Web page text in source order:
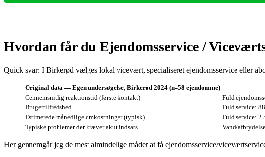
Hvordan får du Ejendomsservice /
Quick svar: I Birkerød vælges lokal vicevært, specialiseret ejendomsservice eller
Original data — Egen undersøgelse, Birkerød 2024 (n=58 ejendomme)
Gennemsnitlig reaktionstid (første kontakt)
Fuld
Brugertilfredshed
Fuld service:
Estimerede månedlige omkostninger (typisk)
Fuld service:
Typiske problemer der kræver akut indsats
Vand/
Her gennemgår jeg de mest almindelige måder at få ejendomsservice/